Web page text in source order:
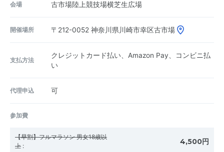
会場 古市場陸上競技場横芝生広場
開催場所 〒212-0052 神奈川県川崎市幸区古市場
支払方法
クレジットカード払い、Amazon Pay、コンビニ払
い
代理申込 可
参加費
【早割】フルマラソン 男女18歳以
上 : 4,500円